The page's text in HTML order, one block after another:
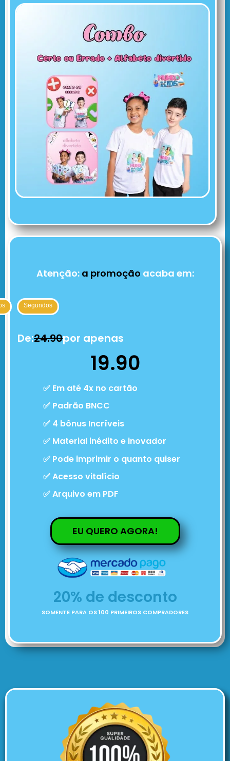
Atenção: a promoção acaba em:
Segundos
De:24.90por apenas
19.90
✅ Em até 4x no cartão
✅ Padrão BNCC
✅ 4 bônus Incríveis
✅ Material inédito e inovador
✅ Pode imprimir o quanto quiser
✅ Acesso vitalício
✅ Arquivo em PDF
EU QUERO AGORA!
20% de desconto
SOMENTE PARA OS 100 PRIMEIROS COMPRADORES